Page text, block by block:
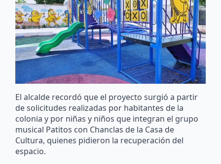
El alcalde recordó que el proyecto surgió a partir
de solicitudes realizadas por habitantes de la
colonia y por niñas y niños que integran el grupo
musical Patitos con Chanclas de la Casa de
Cultura, quienes pidieron la recuperación del
espacio.